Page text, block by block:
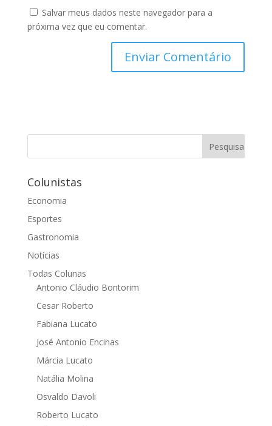
Salvar meus dados neste navegador para a
próxima vez que eu comentar.
Colunistas
Economia
Esportes
Gastronomia
Notícias
Todas Colunas
Antonio Cláudio Bontorim
Cesar Roberto
Fabiana Lucato
José Antonio Encinas
Márcia Lucato
Natália Molina
Osvaldo Davoli
Roberto Lucato